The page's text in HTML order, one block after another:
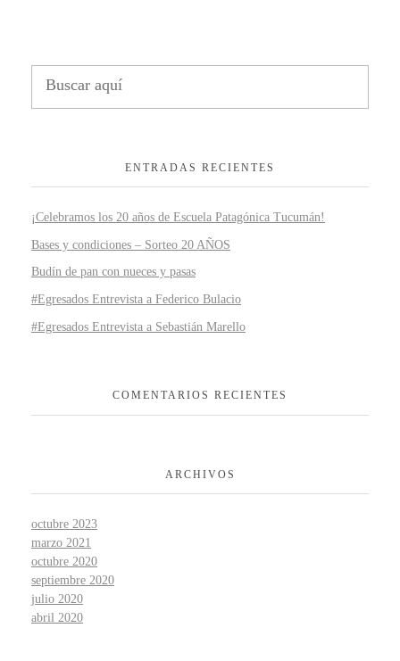
ENTRADAS RECIENTES
¡Celebramos los 20 años de Escuela Patagónica Tucumán!
Bases y condiciones – Sorteo 20 AÑOS
Budín de pan con nueces y pasas
#Egresados Entrevista a Federico Bulacio
#Egresados Entrevista a Sebastián Marello
COMENTARIOS RECIENTES
ARCHIVOS
octubre 2023
marzo 2021
octubre 2020
septiembre 2020
julio 2020
abril 2020